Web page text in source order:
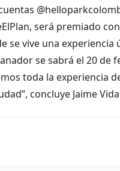
será premiado
se vive una
se sabrá el 20 de
toda la experiencia
concluye Jaime